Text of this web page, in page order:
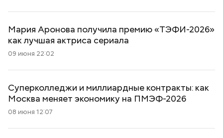
Мария Аронова получила премию «ТЭФИ-2026»
как лучшая актриса сериала
09 июня 22:02
Суперколледжи и миллиардные контракты: как
Москва меняет экономику на ПМЭФ-2026
08 июня 12:07